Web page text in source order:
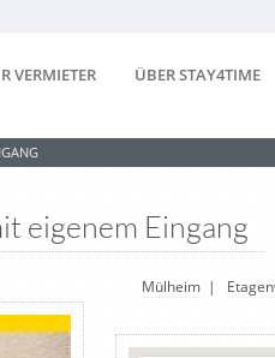
VERMIETER ÜBER STAY4TIME
eigenem Eingang
Mülheim |